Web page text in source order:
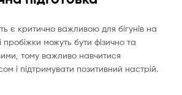
є критично важливою для бігунів на
пробіжки можуть бути фізично та
тому важливо навчитися
і підтримувати позитивний настрій.